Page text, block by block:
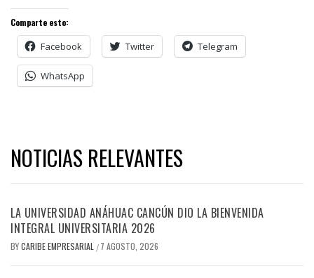
Comparte esto:
Facebook Twitter Telegram
WhatsApp
NOTICIAS RELEVANTES
LA UNIVERSIDAD ANÁHUAC CANCÚN DIO LA BIENVENIDA
INTEGRAL UNIVERSITARIA 2026
BYCARIBE EMPRESARIAL / 7 AGOSTO, 2026